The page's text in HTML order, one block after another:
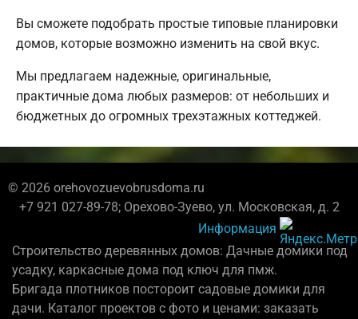
Вы сможете подобрать простые типовые планировки
домов, которые возможно изменить на свой вкус.
Мы предлагаем надежные, оригинальные,
практичные дома любых размеров: от небольших и
бюджетных до огромных трехэтажных коттеджей.
© 2026 orehovozuevobrusdoma.ru
+7 921 027-89-78; Орехово-Зуево, ул. Московская, д. 2
Информация
Строительство деревянных домов: Дачные домики под
усадку, каркасные дома под ключ для пмж.
Бригада плотников постороит садовые домики для
дачи. Каталог проектов с фото и ценами: заказать